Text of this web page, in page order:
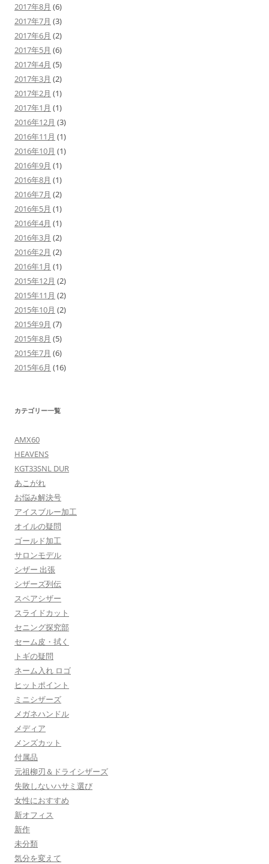
2017年8月 (6)
2017年7月 (3)
2017年6月 (2)
2017年5月 (6)
2017年4月 (5)
2017年3月 (2)
2017年2月 (1)
2017年1月 (1)
2016年12月 (3)
2016年11月 (1)
2016年10月 (1)
2016年9月 (1)
2016年8月 (1)
2016年7月 (2)
2016年5月 (1)
2016年4月 (1)
2016年3月 (2)
2016年2月 (2)
2016年1月 (1)
2015年12月 (2)
2015年11月 (2)
2015年10月 (2)
2015年9月 (7)
2015年8月 (5)
2015年7月 (6)
2015年6月 (16)
カテゴリー一覧
AMX60
HEAVENS
KGT33SNL DUR
あこがれ
お悩み解決号
アイスブルー加工
オイルの疑問
ゴールド加工
サロンモデル
シザー 出張
シザーズ列伝
スペアシザー
スライドカット
セニング探究部
セーム皮・拭く
トギの疑問
ネーム入れ ロゴ
ヒットポイント
ミニシザーズ
メガネハンドル
メディア
メンズカット
付属品
元祖柳刃＆ドライシザーズ
失敗しないハサミ選び
女性におすすめ
新オフィス
新作
未分類
気分を変えて